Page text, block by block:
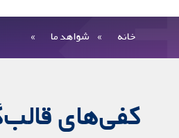
بستن جستجو ✖
خانه شواهد ما
کفی‌های